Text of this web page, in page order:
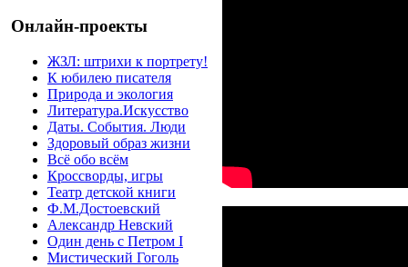
Онлайн-проекты
ЖЗЛ: штрихи к портрету!
К юбилею писателя
Природа и экология
Литература.Искусство
Даты. События. Люди
Здоровый образ жизни
Всё обо всём
Кроссворды, игры
Театр детской книги
Ф.М.Достоевский
Александр Невский
Один день с Петром I
Мистический Гоголь